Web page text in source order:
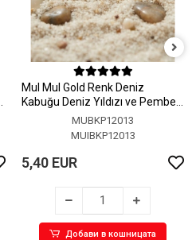
MuI MuI Gold Renk Deniz
Kabuğu Deniz Yıldızı ve Pembe
Taş Detaylı Küpe
MUBKP12013
MUIBKP12013
5,40 EUR
Добави в кошницата